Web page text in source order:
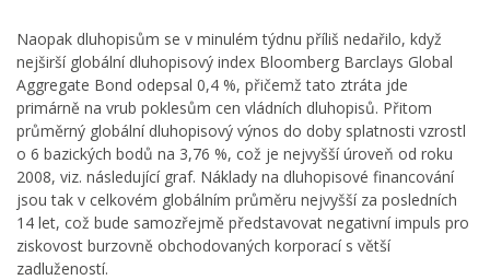
Naopak dluhopisům se v minulém týdnu příliš nedařilo, když
nejširší globální dluhopisový index Bloomberg Barclays Global
Aggregate Bond odepsal 0,4 %, přičemž tato ztráta jde
primárně na vrub poklesům cen vládních dluhopisů. Přitom
průměrný globální dluhopisový výnos do doby splatnosti vzrostl
o 6 bazických bodů na 3,76 %, což je nejvyšší úroveň od roku
2008, viz. následující graf. Náklady na dluhopisové financování
jsou tak v celkovém globálním průměru nejvyšší za posledních
14 let, což bude samozřejmě představovat negativní impuls pro
ziskovost burzovně obchodovaných korporací s větší
zadlužeností.